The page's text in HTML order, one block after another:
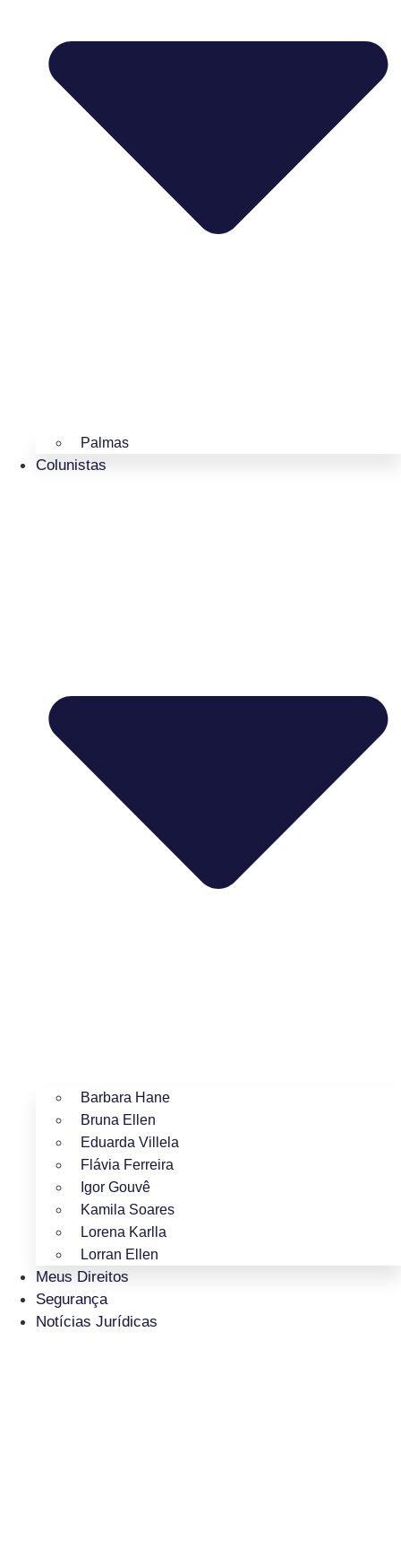
Palmas
Colunistas
Barbara Hane
Bruna Ellen
Eduarda Villela
Flávia Ferreira
Igor Gouvê
Kamila Soares
Lorena Karlla
Lorran Ellen
Meus Direitos
Segurança
Notícias Jurídicas